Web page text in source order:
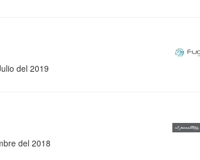
del 2019
del 2018